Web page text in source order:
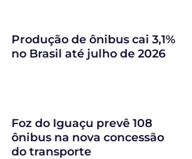
Produção de ônibus cai 3,1%
no Brasil até julho de 2026
Foz do Iguaçu prevê 108
ônibus na nova concessão
do transporte